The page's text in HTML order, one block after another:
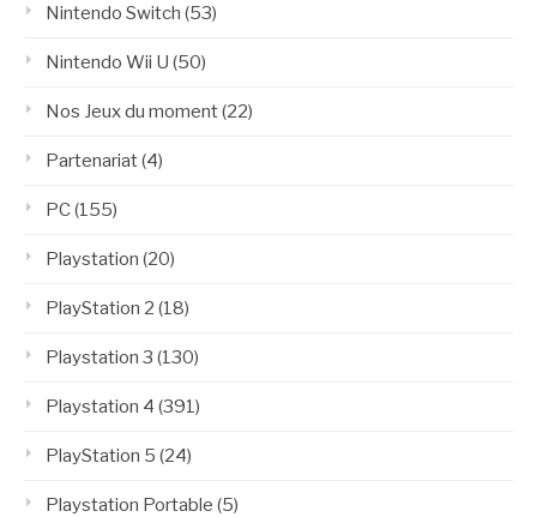
Nintendo Switch (53)
Nintendo Wii U (50)
Nos Jeux du moment(22)
Partenariat(4)
PC(155)
Playstation (20)
PlayStation 2 (18)
Playstation 3 (130)
Playstation 4 (391)
PlayStation 5 (24)
Playstation Portable (5)